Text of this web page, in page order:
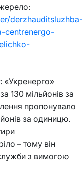
centrenergo-
«Укренерго»
130 мільйонів за
пропонувало
за одиницю.
– тому він
з вимогою